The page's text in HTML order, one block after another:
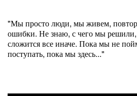
"Мы просто люди, мы живем,
ошибки. Не знаю, с чего мы решили,
сложится все иначе. Пока мы не
поступать, пока мы здесь..."